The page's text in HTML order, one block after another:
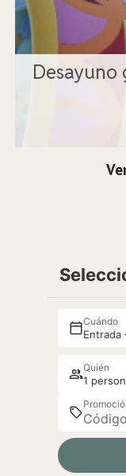
Desayuno
Cuándo
Entrada
Quién
1